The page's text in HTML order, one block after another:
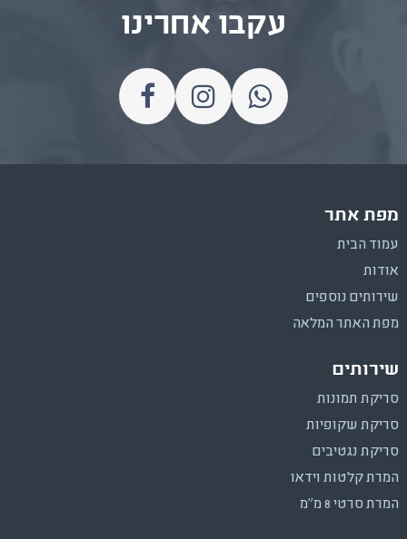
עקבו אחרינו
מפת אתר
עמוד הבית
אודות
שירותים נוספים
מפת האתר המלאה
שירותים
סריקת תמונות
סריקת שקופיות
סריקת נגטיבים
המרת קלטות וידאו
המרת סרטי 8 מ"מ